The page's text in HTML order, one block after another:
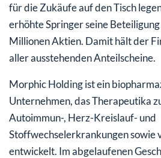
für die Zukäufe auf den Tisch
erhöhte Springer seine
Millionen Aktien. Damit hält der
aller ausstehenden Anteilscheine.
Morphic Holding ist ein
Unternehmen, das Therapeutika
Autoimmun-, Herz-Kreislauf- und
Stoffwechselerkrankungen sowie
entwickelt. Im abgelaufenen